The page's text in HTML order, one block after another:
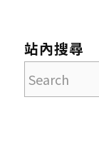
站內搜尋